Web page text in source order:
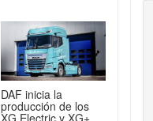
DAF inicia la
producción de los
XG Electric y XG+